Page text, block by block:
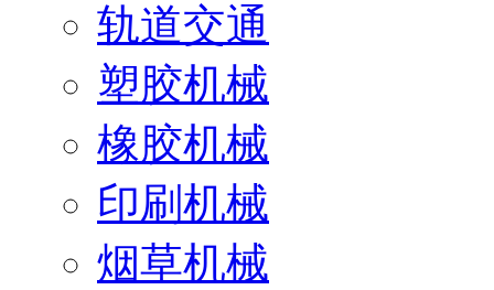
轨道交通
塑胶机械
橡胶机械
印刷机械
烟草机械